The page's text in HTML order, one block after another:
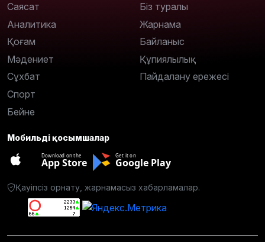
Саясат
Аналитика
Қоғам
Мәдениет
Сұхбат
Спорт
Бейне
Біз туралы
Жарнама
Байланыс
Құпиялылық
Пайдалану ережесі
Мобильді қосымшалар
Download on the
App Store
Get it on
Google Play
Қауіпсіз орнату, жарнамасыз хабарламалар.